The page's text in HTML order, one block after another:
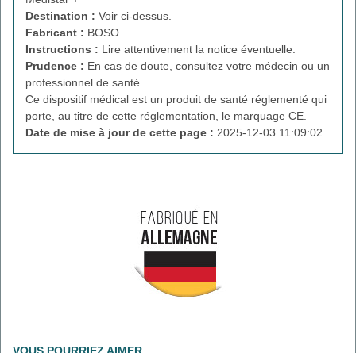
Destination : Voir ci-dessus.
Fabricant : BOSO
Instructions : Lire attentivement la notice éventuelle.
Prudence : En cas de doute, consultez votre médecin ou un
professionnel de santé.
Ce dispositif médical est un produit de santé réglementé qui
porte, au titre de cette réglementation, le marquage CE.
Date de mise à jour de cette page : 2025-12-03 11:09:02
VOUS POURRIEZ AIMER